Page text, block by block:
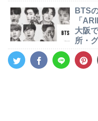
BTS
「
大阪
所・